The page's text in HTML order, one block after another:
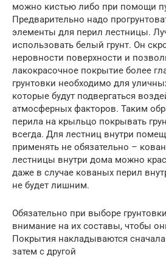
можно кистью либо при помощи
Предварительно надо
элементы для перил лестницы.
использовать белый грунт. Он
неровности поверхности и
лакокрасочное покрытие более
грунтовки необходимо для
которые будут подвергаться
атмосферных факторов. Таким
перила на крыльцо покрывать
всегда. Для лестниц внутри
применять не обязательно –
лестницы внутри дома можно
даже в случае кованых перил
не будет лишним.
Обязательно при выборе
внимание на их составы, чтобы
Покрытия накладываются
затем с другой